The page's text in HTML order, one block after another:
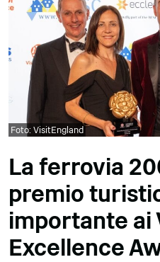
Foto: VisitEngland
La ferrovia
premio
importante ai
Excellence